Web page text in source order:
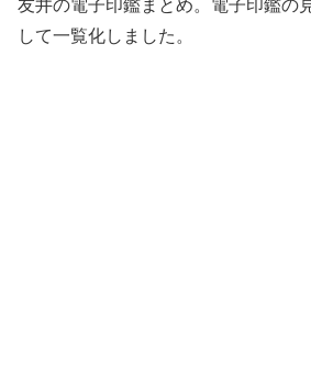
友井の電子印鑑まとめ。電子印鑑の
して一覧化しました。